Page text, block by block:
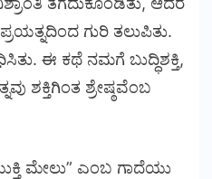
ಗುರಿ ತಲುಪಿತು.
ಈ ಕಥೆ ನಮಗೆ ಬುದ್ಧಿಶಕ್ತಿ,
ಶಕ್ತಿಗಿಂತ ಶ್ರೇಷ್ಠವೆಂಬ
ಮೇಲು” ಎಂಬ ಗಾದೆಯು